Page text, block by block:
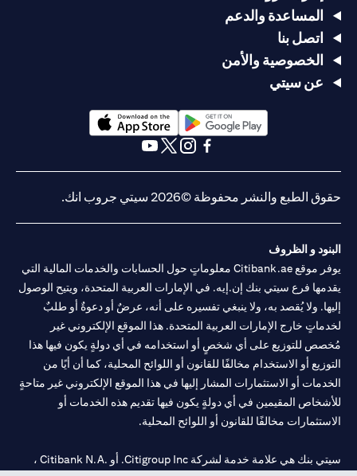
المساعدة والدعم
اتصل بنا
الخصوصية والأمن
عن سيتي
(opens in a new tab)
حقوق الطبع والنشر محفوظة ©2026 سيتي جروب انك.
البنود و الظروف
يوفر موقع Citibank.ae معلوماتٍ حول الحسابات والخدمات المالية التي
يقدمها فرع سيتي بنك إن.إيه. في الإمارات العربية المتحدة، ويتيح الوصول
إليها. ولا يُقصد به، ولا ينبغي تفسيره على أنه، عرضٌ أو دعوةٌ أو طلبٌ
لخدماتٍ خارج الإمارات العربية المتحدة. هذا الموقع الإلكتروني غير
مُخصص للتوزيع على أي شخصٍ أو استخدامه في أي دولةٍ يكون فيها هذا
التوزيع أو الاستخدام مخالفًا للقانون أو اللوائح المحلية، كما أن أيًا من
الخدمات أو الاستثمارات المشار إليها في هذا الموقع الإلكتروني غير متاحةٍ
للأشخاص المقيمين في أي دولةٍ يكون فيها تقديم هذه الخدمات أو
الاستثمارات مخالفًا للقانون أو اللوائح المحلية.
سيتي بنك هي علامة خدمة لشركة Citigroup Inc. أو .Citibank N.A ،